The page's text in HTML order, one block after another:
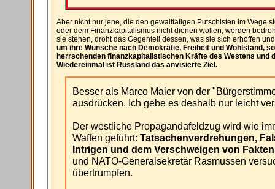
Aber nicht nur jene, die den gewalttätigen Putschisten im Wege
oder dem Finanzkapitalismus nicht dienen wollen, werden
sie stehen, droht das Gegenteil dessen, was sie sich erhoffen
um ihre Wünsche nach Demokratie, Freiheit und Wohlstand,
herrschenden finanzkapitalistischen Kräfte des Westens und
Wiedereinmal ist Russland das anvisierte Ziel.
Besser als Marco Maier von der
ausdrücken. Ich gebe es deshalb nur leicht
Der westliche Propagandafeldzug wird wie
Waffen geführt: Tatsachenverdrehungen,
Intrigen und dem Verschweigen von
und NATO-Generalsekretär Rasmussen
übertrumpfen.